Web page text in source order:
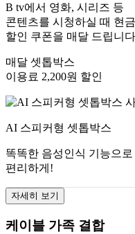
B tv에서 영화, 시리즈 등
콘텐츠를 시청하실 때 현
할인 쿠폰을 매달 드립니
매달 셋톱박스
이용료 2,200원 할인
AI 스피커형 셋톱박스
똑똑한 음성인식 기능으로
편리하게!
자세히 보기
케이블 가족 결합